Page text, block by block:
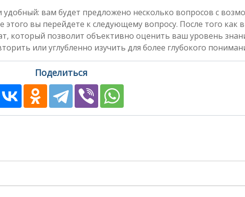
вам будет предложено несколько вопросов с
вы перейдете к следующему вопросу. После того как
который позволит объективно оценить ваш уровень
или углубленно изучить для более глубокого
Поделиться